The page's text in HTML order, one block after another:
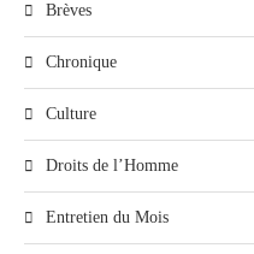
Brèves
Chronique
Culture
Droits de l’Homme
Entretien du Mois